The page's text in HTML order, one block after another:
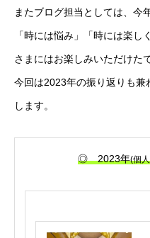
またブログ担当としては、今
「時には悩み」「時には楽
さまにはお楽しみいただけた
今回は2023年の振り返りも
します。
◎ 2023年(個